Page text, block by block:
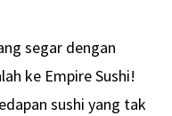
segar dengan
ke Empire Sushi!
sushi yang tak